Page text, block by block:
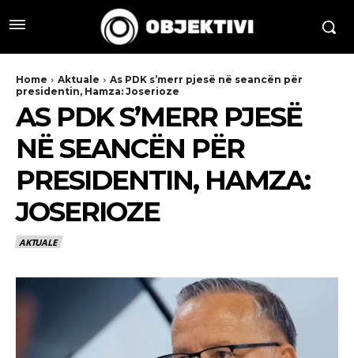
Home Aktuale
As PDK s’merr pjesë në seancën për
presidentin, Hamza: Joserioze
AS PDK S’MERR PJESË
NË SEANCËN PËR
PRESIDENTIN, HAMZA:
JOSERIOZE
AKTUALE